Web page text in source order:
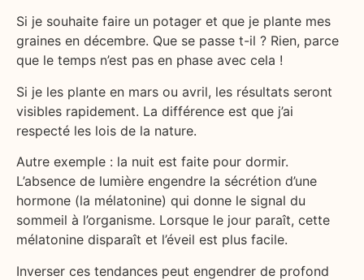
Si je souhaite faire un potager et que je plante mes
graines en décembre. Que se passe t-il ? Rien, parce
que le temps n’est pas en phase avec cela !
Si je les plante en mars ou avril, les résultats seront
visibles rapidement. La différence est que j’ai
respecté les lois de la nature.
Autre exemple : la nuit est faite pour dormir.
L’absence de lumière engendre la sécrétion d’une
hormone (la mélatonine) qui donne le signal du
sommeil à l’organisme. Lorsque le jour paraît, cette
mélatonine disparaît et l’éveil est plus facile.
Inverser ces tendances peut engendrer de profond